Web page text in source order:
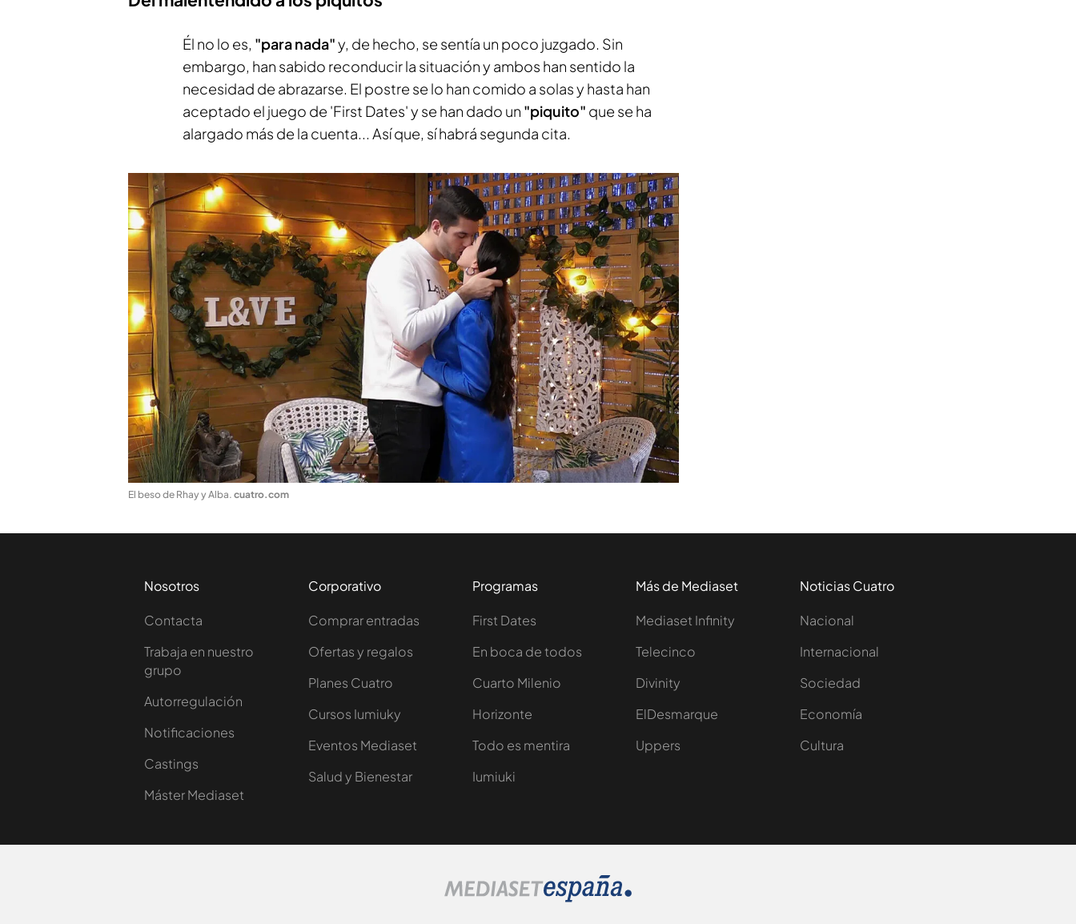
Él no lo es, "para nada"y, de hecho, se sentía un poco juzgado. Sin
embargo, han sabido reconducir la situación y ambos han sentido la
necesidad de abrazarse. El postre se lo han comido a solas y hasta han
aceptado el juego de 'First Dates' y se han dado un "piquito" que se ha
alargado más de la cuenta... Así que, sí habrá segunda cita.
El beso de Rhay y Alba. cuatro.com
Nosotros
Contacta
Trabaja en nuestro
grupo
Autorregulación
Notificaciones
Castings
Máster Mediaset
Corporativo
Comprar entradas
Ofertas y regalos
Planes Cuatro
Cursos Iumiuky
Eventos Mediaset
Salud y Bienestar
Programas
First Dates
En boca de todos
Cuarto Milenio
Horizonte
Todo es mentira
Iumiuki
Más de Mediaset
Mediaset Infinity
Telecinco
Divinity
ElDesmarque
Uppers
Noticias Cuatro
Nacional
Internacional
Sociedad
Economía
Cultura